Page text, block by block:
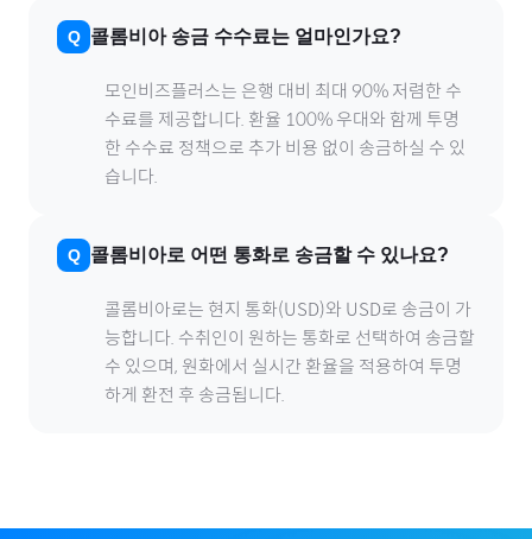
콜롬비아송금 수수료는 얼마인가요?
모인비즈플러스는 은행 대비 최대 90% 저렴한 수
수료를 제공합니다. 환율 100% 우대와 함께 투명
한 수수료 정책으로 추가 비용 없이 송금하실 수 있
습니다.
콜롬비아로 어떤 통화로 송금할 수 있나요?
콜롬비아로는 현지 통화(USD)와 USD로 송금이 가
능합니다. 수취인이 원하는 통화로 선택하여 송금할
수 있으며, 원화에서 실시간 환율을 적용하여 투명
하게 환전 후 송금됩니다.